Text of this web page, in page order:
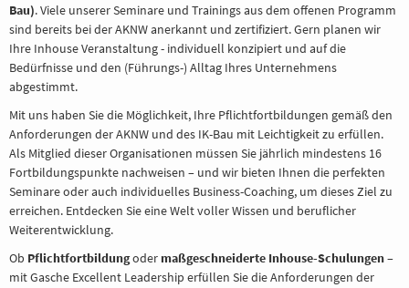
Bau). Viele unserer Seminare und Trainings aus dem offenen Programm
sind bereits bei der AKNW anerkannt und zertifiziert. Gern planen wir
Ihre Inhouse Veranstaltung - individuell konzipiert und auf die
Bedürfnisse und den (Führungs-) Alltag Ihres Unternehmens
abgestimmt.
Mit uns haben Sie die Möglichkeit, Ihre Pflichtfortbildungen gemäß den
Anforderungen der AKNW und des IK-Bau mit Leichtigkeit zu erfüllen.
Als Mitglied dieser Organisationen müssen Sie jährlich mindestens 16
Fortbildungspunkte nachweisen – und wir bieten Ihnen die perfekten
Seminare oder auch individuelles Business-Coaching, um dieses Ziel zu
erreichen. Entdecken Sie eine Welt voller Wissen und beruflicher
Weiterentwicklung.
Ob Pflichtfortbildungoder maßgeschneiderte Inhouse-Schulungen–
mit Gasche Excellent Leadership erfüllen Sie die Anforderungen der